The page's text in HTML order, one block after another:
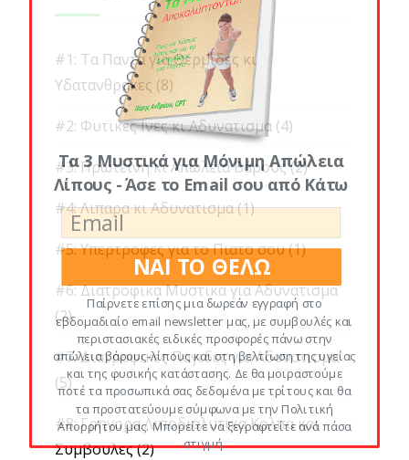
#1: Τα Παντα για Θερμιδες κι
Υδατανθρακες (8)
#2: Φυτικες Ινες κι Αδυνατισμα(4)
#3: Πρωτεινη κι Απώλεια Βάρους(2)
#4: Λιπαρα κι Αδυνατισμα(1)
#5: Υπερτροφες για το Πιατο σου(1)
#6: Διατροφικα Μυστικα για Αδυνατισμα
(2)
#7: Διατροφικες Παγιδες για Αδυνατισμα
(5)
#8: Γρηγορα Λιποδιαλυτικα Κολπα και
Συμβουλες(2)
Τα 3 Μυστικά για Μόνιμη Απώλεια
Λίπους - Άσε το Email σου από Κάτω
ΝΑΙ ΤΟ ΘΕΛΩ
Παίρνετε επίσης μια δωρεάν εγγραφή στο
εβδομαδιαίο email newsletter μας, με συμβουλές και
περιστασιακές ειδικές προσφορές πάνω στην
απώλεια βάρους-λίπους και στη βελτίωση της υγείας
και της φυσικής κατάστασης. Δε θα μοιραστούμε
ποτέ τα προσωπικά σας δεδομένα με τρίτους και θα
τα προστατεύουμε σύμφωνα με την Πολιτική
Απορρήτου μας. Μπορείτε να ξεγραφτείτε ανά πάσα
στιγμή.